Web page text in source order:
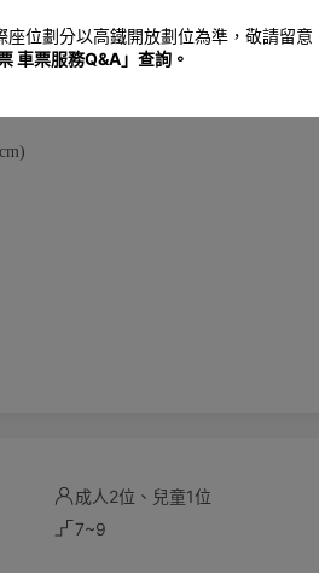
大床)
成人2位、兒童1位
成人2位、兒童1位
7~9
座位劃分以高鐵開放劃位為準，敬請留意
車票服務Q&A」查詢。